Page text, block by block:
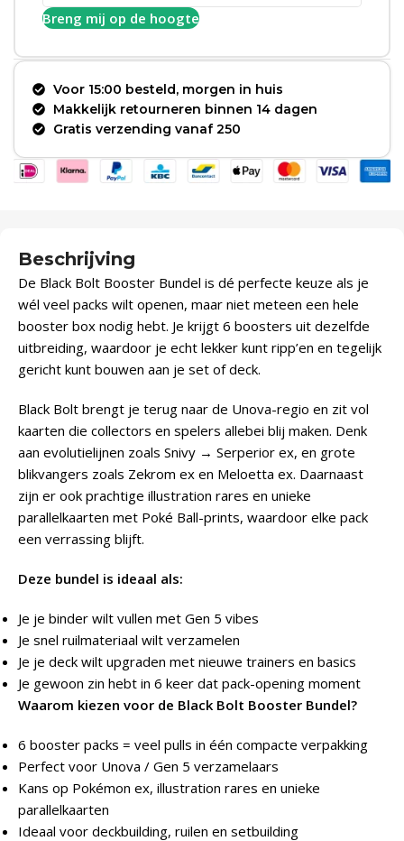
Breng mij op de hoogte
Voor 15:00 besteld, morgen in huis
Makkelijk retourneren binnen 14 dagen
Gratis verzending vanaf 250
Beschrijving
De Black Bolt Booster Bundel is dé perfecte keuze als je
wél veel packs wilt openen, maar niet meteen een hele
booster box nodig hebt. Je krijgt 6 boosters uit dezelfde
uitbreiding, waardoor je echt lekker kunt ripp’en en tegelijk
gericht kunt bouwen aan je set of deck.
Black Bolt brengt je terug naar de Unova-regio en zit vol
kaarten die collectors en spelers allebei blij maken. Denk
aan evolutielijnen zoals Snivy → Serperior ex, en grote
blikvangers zoals Zekrom ex en Meloetta ex. Daarnaast
zijn er ook prachtige illustration rares en unieke
parallelkaarten met Poké Ball-prints, waardoor elke pack
een verrassing blijft.
Deze bundel is ideaal als:
Je je binder wilt vullen met Gen 5 vibes
Je snel ruilmateriaal wilt verzamelen
Je je deck wilt upgraden met nieuwe trainers en basics
Je gewoon zin hebt in 6 keer dat pack-opening moment
Waarom kiezen voor de Black Bolt Booster Bundel?
6 booster packs = veel pulls in één compacte verpakking
Perfect voor Unova / Gen 5 verzamelaars
Kans op Pokémon ex, illustration rares en unieke
parallelkaarten
Ideaal voor deckbuilding, ruilen en setbuilding